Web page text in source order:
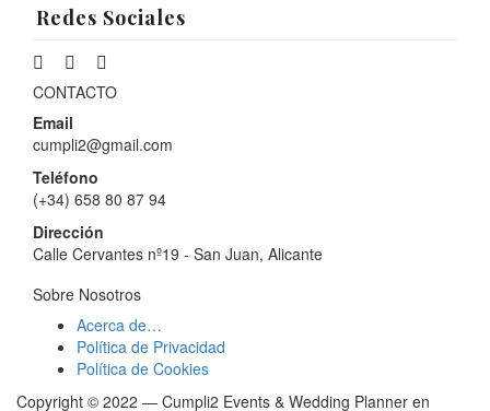
Redes Sociales
CONTACTO
Email
cumpli2@gmail.com
Teléfono
(+34) 658 80 87 94
Dirección
Calle Cervantes nº19 - San Juan, Alicante
Sobre Nosotros
Acerca de…
Política de Privacidad
Política de Cookies
Copyright © 2022 — Cumpli2 Events & Wedding Planner en